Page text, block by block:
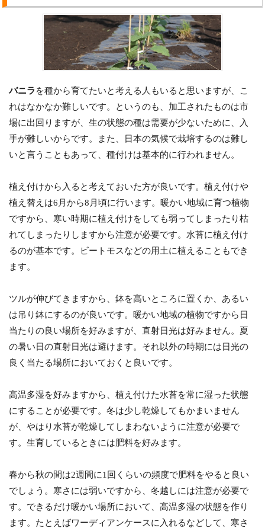
バニラを種から育てたいと考える人もいると思いますが、こ
れはなかなか難しいです。というのも、加工されたものは市
場に出回りますが、生の状態の種は需要が少ないために、入
手が難しいからです。また、日本の気候で栽培するのは難し
いと言うこともあって、種付けは基本的に行われません。
植え付けから入ると考えておいた方が良いです。植え付けや
植え替えは6月から8月頃に行います。暖かい地域に育つ植物
ですから、寒い時期に植え付けをしても弱ってしまったり枯
れてしまったりしますから注意が必要です。水苔に植え付け
るのが基本です。ビートモスなどの用土に植えることもでき
ます。
ツルが伸びてきますから、鉢を高いところに置くか、あるい
は吊り鉢にするのが良いです。暖かい地域の植物ですから日
当たりの良い場所を好みますが、直射日光は好みません。夏
の暑い日の直射日光は避けます。それ以外の時期には日光の
良く当たる場所においておくと良いです。
高温多湿を好みますから、植え付けた水苔を常に湿った状態
にすることが必要です。冬は少し乾燥してもかまいません
が、やはり水苔が乾燥してしまわないように注意が必要で
す。生育しているときには肥料を好みます。
春から秋の間は2週間に1回くらいの頻度で肥料をやると良い
でしょう。寒さには弱いですから、冬越しには注意が必要で
す。できるだけ暖かい場所において、高温多湿の状態を作り
ます。たとえばワーディアンケースに入れるなどして、寒さ